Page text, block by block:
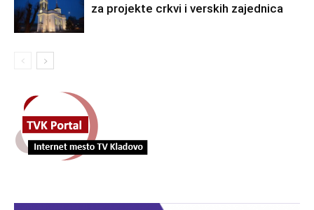
za projekte crkvi i verskih zajednica